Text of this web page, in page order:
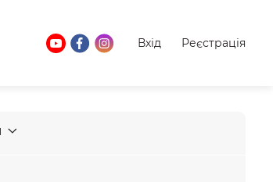
Вхід Реєстрація